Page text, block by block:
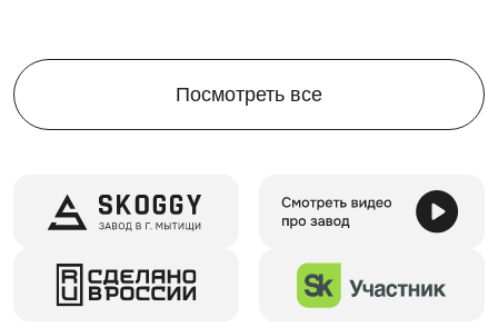
Наши системы хранения помогут организовать
стеллажи и паллеты,
ящики и крючки для инструментов
Посмотреть все